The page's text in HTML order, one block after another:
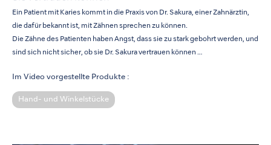
Ein Patient mit Karies kommt in die Praxis von Dr. Sakura, einer Zahnärztin,
die dafür bekannt ist, mit Zähnen sprechen zu können.
Die Zähne des Patienten haben Angst, dass sie zu stark gebohrt werden, und
sind sich nicht sicher, ob sie Dr. Sakura vertrauen können …
Im Video vorgestellte Produkte :
Hand- und Winkelstücke